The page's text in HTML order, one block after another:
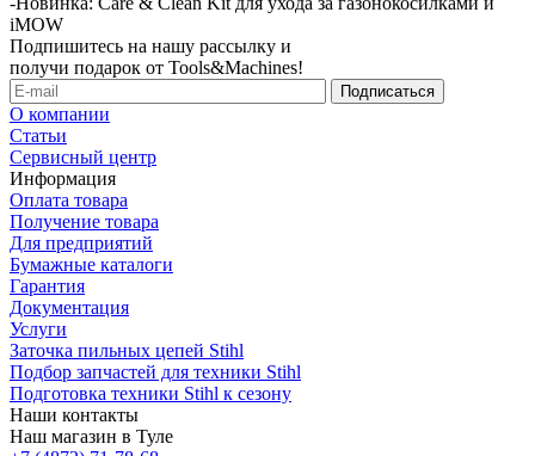
iMOW
Подпишитесь на нашу рассылку и
получи подарок от Tools&Machines!
О компании
Статьи
Сервисный центр
Информация
Оплата товара
Получение товара
Для предприятий
Бумажные каталоги
Гарантия
Документация
Услуги
Заточка пильных цепей Stihl
Подбор запчастей для техники Stihl
Подготовка техники Stihl к сезону
Наши контакты
Наш магазин в Туле